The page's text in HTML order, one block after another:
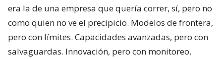
era la de una empresa que quería correr, sí, pero no
como quien no ve el precipicio. Modelos de frontera,
pero con límites. Capacidades avanzadas, pero con
salvaguardas. Innovación, pero con monitoreo,